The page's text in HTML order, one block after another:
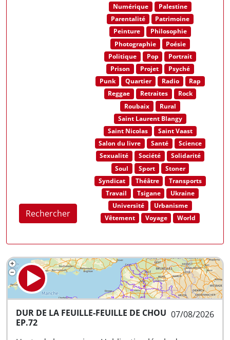
Rechercher
Numérique
Palestine
Parentalité
Patrimoine
Peinture
Philosophie
Photographie
Poésie
Politique
Pop
Portrait
Prison
Projet
Psyché
Punk
Quartier Radio
Rap
Reggae
Retraites
Rock
Roubaix
Rural
Saint Laurent Blangy
Saint Nicolas
Saint Vaast
Salon du livre
Santé
Science
Sexualité
Société
Solidarité
Soul
Sport
Stoner
Syndicat
Théâtre
Transports
Travail
Tsigane
Ukraine
Université
Urbanisme
Vêtement
Voyage World
07/08/2026
DUR DE LA FEUILLE-FEUILLE DE CHOU
EP.72